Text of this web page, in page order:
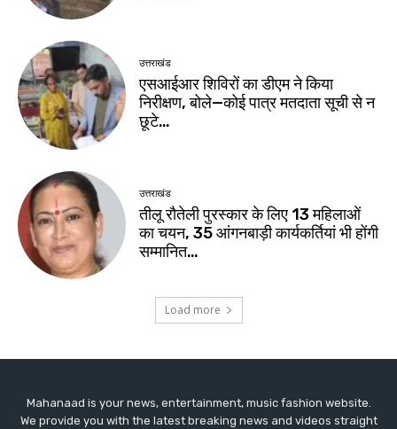
Mahanaad is your news, entertainment, music fashion website.
We provide you with the latest breaking news and videos straight